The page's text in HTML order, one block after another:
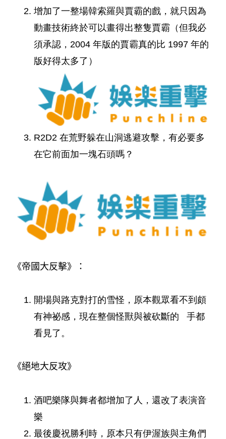
增加了一整場韓索羅與賈霸的戲，就只因為
動畫技術終於可以畫得出整隻賈霸（但我必
須承認，2004 年版的賈霸真的比 1997 年的
版好得太多了）
R2D2 在荒野躲在山洞逃避攻擊，有必要多
在它前面加一塊石頭嗎？
《帝國大反擊》：
開場與路克對打的雪怪，原本觀眾看不到頗
有神祕感，現在整個怪獸與被砍斷的 手都
看見了。
《絕地大反攻》
酒吧樂隊與舞者都增加了人，還改了表演音
樂
最後慶祝勝利時，原本只有伊渥族與主角們